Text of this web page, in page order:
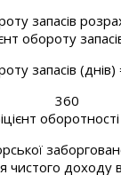
запасів
обороту
запасів (днів)
360
оборотності
чистого доходу